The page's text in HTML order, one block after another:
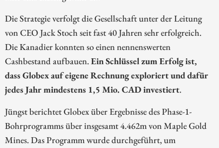
Die Strategie verfolgt die Gesellschaft unter der Leitung
von CEO Jack Stoch seit fast 40 Jahren sehr erfolgreich.
Die Kanadier konnten so einen nennenswerten
Cashbestand aufbauen.Ein Schlüssel zum Erfolg ist,
dass Globex auf eigene Rechnung exploriert und dafür
jedes Jahr mindestens 1,5 Mio. CAD investiert.
Jüngst berichtet Globex über Ergebnisse des Phase-1-
Bohrprogramms über insgesamt 4.462m von Maple Gold
Mines. Das Programm wurde durchgeführt, um